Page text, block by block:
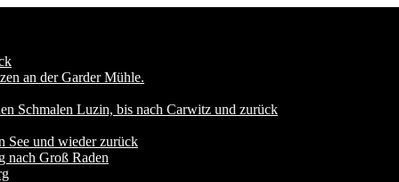
an der Garder Mühle.
Schmalen Luzin, bis nach Carwitz und zurück
See und wieder zurück
nach Groß Raden